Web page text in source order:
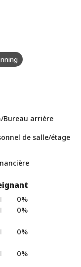
Bureau arrière
de salle/étage
0%
0%
0%
0%